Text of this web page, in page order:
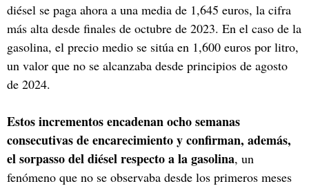
diésel se paga ahora a una media de 1,645 euros, la cifra
más alta desde finales de octubre de 2023. En el caso de la
gasolina, el precio medio se sitúa en 1,600 euros por litro,
un valor que no se alcanzaba desde principios de agosto
de 2024.
Estos incrementos encadenan ocho semanas
consecutivas de encarecimiento y confirman, además,
el sorpasso del diésel respecto a la gasolina, un
fenómeno que no se observaba desde los primeros meses